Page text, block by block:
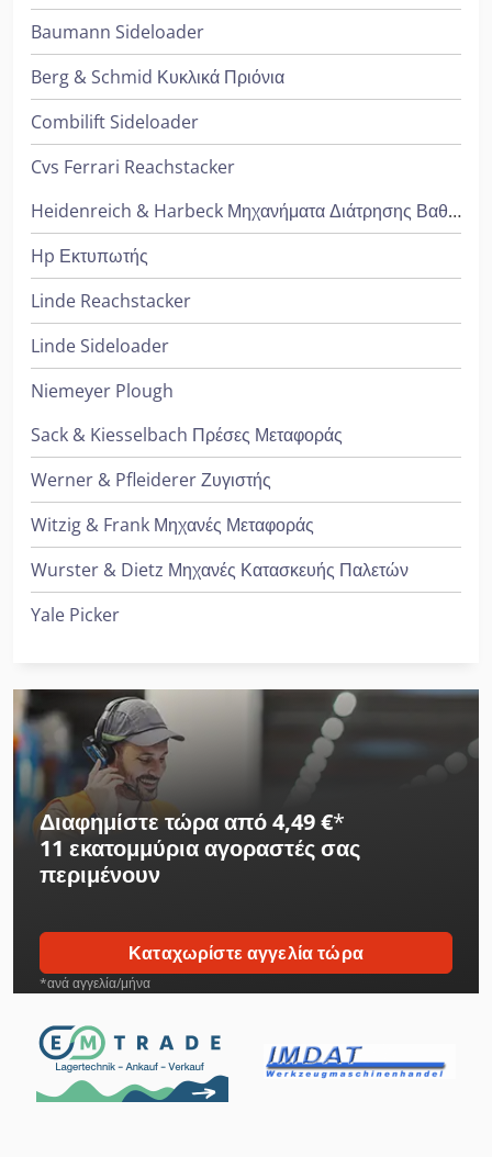
Baumann Sideloader
Berg & Schmid Κυκλικά Πριόνια
Combilift Sideloader
Cvs Ferrari Reachstacker
Heidenreich & Harbeck Μηχανήματα Διάτρησης Βαθιάς Οπής
Hp Εκτυπωτής
Linde Reachstacker
Linde Sideloader
Niemeyer Plough
Sack & Kiesselbach Πρέσες Μεταφοράς
Werner & Pfleiderer Ζυγιστής
Witzig & Frank Μηχανές Μεταφοράς
Wurster & Dietz Μηχανές Κατασκευής Παλετών
Yale Picker
Διαφημίστε τώρα από 4,49 €*
11 εκατομμύρια αγοραστέςσας
περιμένουν
Καταχωρίστε αγγελία τώρα
*ανά αγγελία/μήνα